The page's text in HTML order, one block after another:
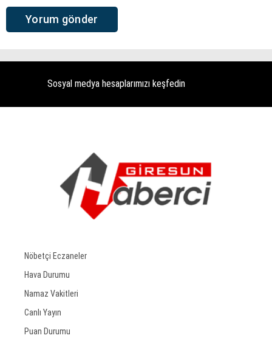
Sosyal medya hesaplarımızı keşfedin
Nöbetçi Eczaneler
Hava Durumu
Namaz Vakitleri
Canlı Yayın
Puan Durumu